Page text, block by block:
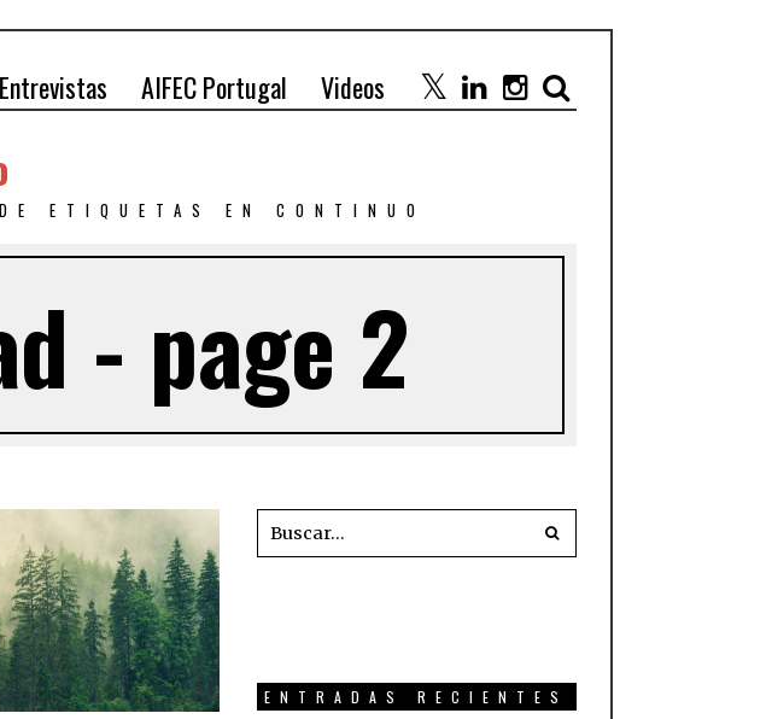
Entrevistas AIFEC Portugal Videos
ETIQUETAS EN CONTINUO
- page 2
ENTRADAS RECIENTES